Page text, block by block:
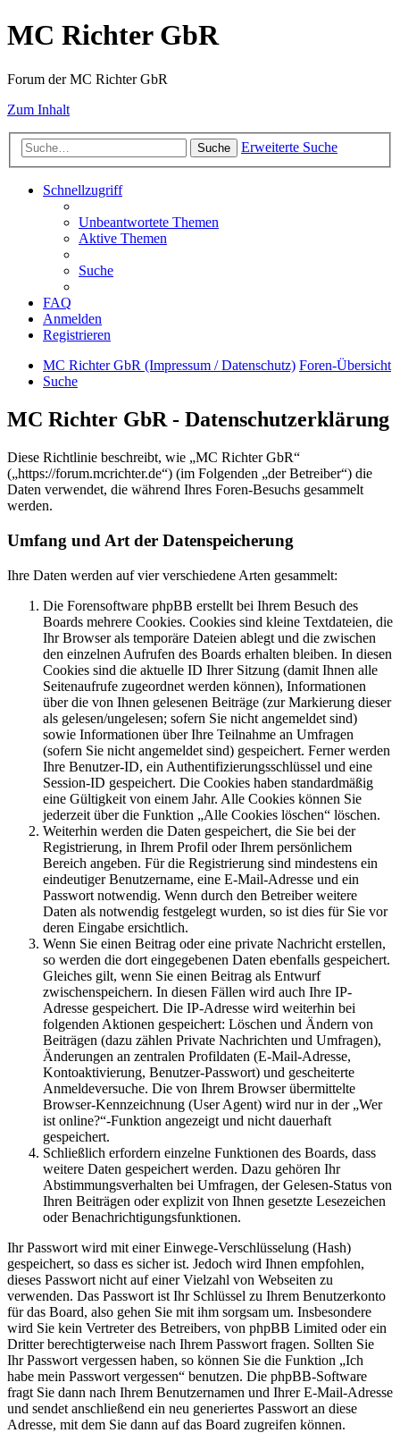
MC Richter GbR
Forum der MC Richter GbR
Zum Inhalt
Suche Erweiterte Suche
Schnellzugriff
Unbeantwortete Themen
Aktive Themen
Suche
FAQ
Anmelden
Registrieren
MC Richter GbR (Impressum / Datenschutz) Foren-Übersicht
Suche
MC Richter GbR - Datenschutzerklärung
Diese Richtlinie beschreibt, wie „MC Richter GbR“
(„https://forum.mcrichter.de“) (im Folgenden „der Betreiber“) die
Daten verwendet, die während Ihres Foren-Besuchs gesammelt
werden.
Umfang und Art der Datenspeicherung
Ihre Daten werden auf vier verschiedene Arten gesammelt:
Die Forensoftware phpBB erstellt bei Ihrem Besuch des
Boards mehrere Cookies. Cookies sind kleine Textdateien, die
Ihr Browser als temporäre Dateien ablegt und die zwischen
den einzelnen Aufrufen des Boards erhalten bleiben. In diesen
Cookies sind die aktuelle ID Ihrer Sitzung (damit Ihnen alle
Seitenaufrufe zugeordnet werden können), Informationen
über die von Ihnen gelesenen Beiträge (zur Markierung dieser
als gelesen/ungelesen; sofern Sie nicht angemeldet sind)
sowie Informationen über Ihre Teilnahme an Umfragen
(sofern Sie nicht angemeldet sind) gespeichert. Ferner werden
Ihre Benutzer-ID, ein Authentifizierungsschlüssel und eine
Session-ID gespeichert. Die Cookies haben standardmäßig
eine Gültigkeit von einem Jahr. Alle Cookies können Sie
jederzeit über die Funktion „Alle Cookies löschen“ löschen.
Weiterhin werden die Daten gespeichert, die Sie bei der
Registrierung, in Ihrem Profil oder Ihrem persönlichem
Bereich angeben. Für die Registrierung sind mindestens ein
eindeutiger Benutzername, eine E-Mail-Adresse und ein
Passwort notwendig. Wenn durch den Betreiber weitere
Daten als notwendig festgelegt wurden, so ist dies für Sie vor
deren Eingabe ersichtlich.
Wenn Sie einen Beitrag oder eine private Nachricht erstellen,
so werden die dort eingegebenen Daten ebenfalls gespeichert.
Gleiches gilt, wenn Sie einen Beitrag als Entwurf
zwischenspeichern. In diesen Fällen wird auch Ihre IP-
Adresse gespeichert. Die IP-Adresse wird weiterhin bei
folgenden Aktionen gespeichert: Löschen und Ändern von
Beiträgen (dazu zählen Private Nachrichten und Umfragen),
Änderungen an zentralen Profildaten (E-Mail-Adresse,
Kontoaktivierung, Benutzer-Passwort) und gescheiterte
Anmeldeversuche. Die von Ihrem Browser übermittelte
Browser-Kennzeichnung (User Agent) wird nur in der „Wer
ist online?“-Funktion angezeigt und nicht dauerhaft
gespeichert.
Schließlich erfordern einzelne Funktionen des Boards, dass
weitere Daten gespeichert werden. Dazu gehören Ihr
Abstimmungsverhalten bei Umfragen, der Gelesen-Status von
Ihren Beiträgen oder explizit von Ihnen gesetzte Lesezeichen
oder Benachrichtigungsfunktionen.
Ihr Passwort wird mit einer Einwege-Verschlüsselung (Hash)
gespeichert, so dass es sicher ist. Jedoch wird Ihnen empfohlen,
dieses Passwort nicht auf einer Vielzahl von Webseiten zu
verwenden. Das Passwort ist Ihr Schlüssel zu Ihrem Benutzerkonto
für das Board, also gehen Sie mit ihm sorgsam um. Insbesondere
wird Sie kein Vertreter des Betreibers, von phpBB Limited oder ein
Dritter berechtigterweise nach Ihrem Passwort fragen. Sollten Sie
Ihr Passwort vergessen haben, so können Sie die Funktion „Ich
habe mein Passwort vergessen“ benutzen. Die phpBB-Software
fragt Sie dann nach Ihrem Benutzernamen und Ihrer E-Mail-Adresse
und sendet anschließend ein neu generiertes Passwort an diese
Adresse, mit dem Sie dann auf das Board zugreifen können.